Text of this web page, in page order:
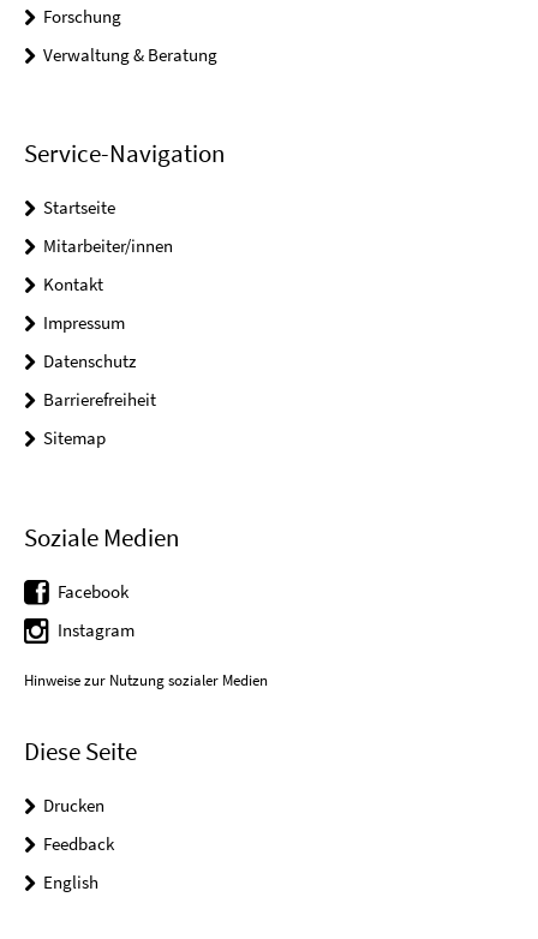
Forschung
Verwaltung & Beratung
Service-Navigation
Startseite
Mitarbeiter/innen
Kontakt
Impressum
Datenschutz
Barrierefreiheit
Sitemap
Soziale Medien
Facebook
Instagram
Hinweise zur Nutzung sozialer Medien
Diese Seite
Drucken
Feedback
English